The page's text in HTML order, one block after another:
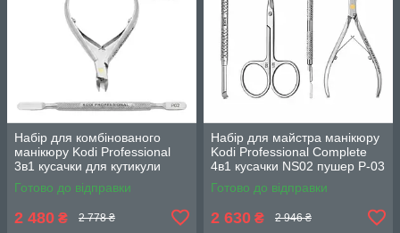
Набір для комбінованого
манікюру Kodi Professional
3в1 кусачки для кутикули
NS02 шабер P02 та ножиці
S02
Готово до відправки
2 480 ₴ 2 778 ₴
Набір для майстра манікюру
Kodi Professional Complete
4в1 кусачки NS02 пушер P-03
ножиці S01 та пушер-резець
145 мм
Готово до відправки
2 630 ₴ 2 946 ₴